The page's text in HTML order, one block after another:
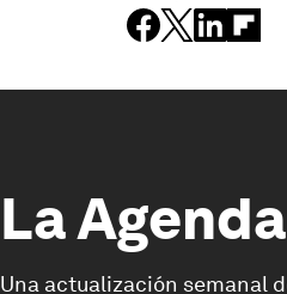
La Agenda
Una actualización semanal